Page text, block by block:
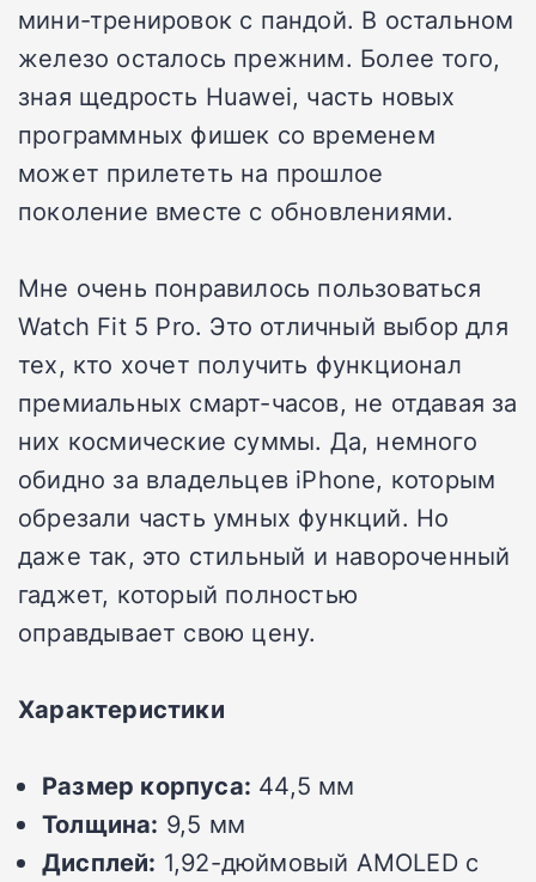
мини-тренировок с пандой. В остальном
железо осталось прежним. Более того,
зная щедрость Huawei, часть новых
программных фишек со временем
может прилететь на прошлое
поколение вместе с обновлениями.
Мне очень понравилось пользоваться
Watch Fit 5 Pro. Это отличный выбор для
тех, кто хочет получить функционал
премиальных смарт-часов, не отдавая за
них космические суммы. Да, немного
обидно за владельцев iPhone, которым
обрезали часть умных функций. Но
даже так, это стильный и навороченный
гаджет, который полностью
оправдывает свою цену.
Характеристики
Размер корпуса: 44,5 мм
Толщина: 9,5 мм
Дисплей: 1,92-дюймовый AMOLED с